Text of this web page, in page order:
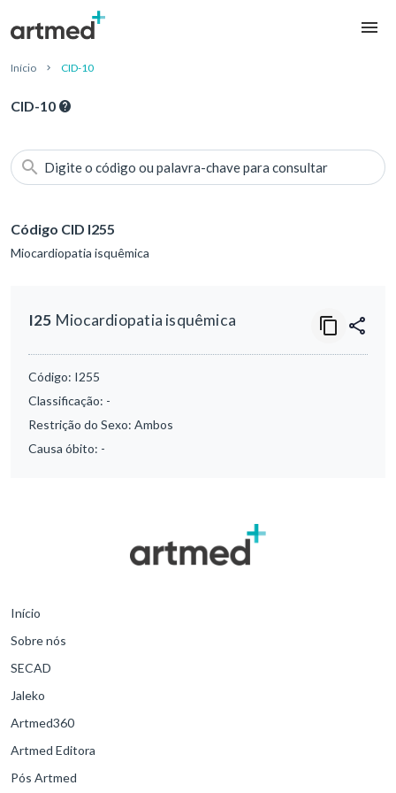
Início CID-10
CID-10
Digite o código ou palavra-chave para consultar
Código CID I255
Miocardiopatia isquêmica
I25 Miocardiopatia isquêmica
Código: I255
Classificação: -
Restrição do Sexo: Ambos
Causa óbito: -
Início
Sobre nós
SECAD
Jaleko
Artmed360
Artmed Editora
Pós Artmed